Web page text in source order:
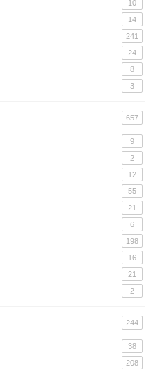
10
14
241
24
8
3
657
9
2
12
55
21
6
198
16
21
2
244
38
208